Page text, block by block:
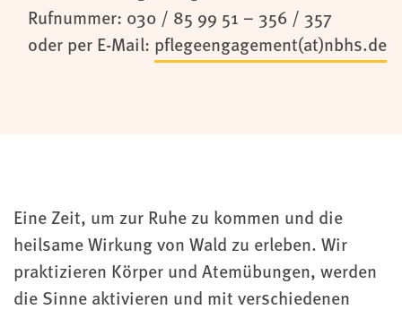
Rufnummer: 030 / 85 99 51 – 356 / 357
oder per E-Mail: pflegeengagement(at)nbhs.de
Eine Zeit, um zur Ruhe zu kommen und die
heilsame Wirkung von Wald zu erleben. Wir
praktizieren Körper und Atemübungen, werden
die Sinne aktivieren und mit verschiedenen